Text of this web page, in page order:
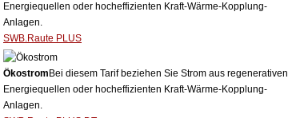
Energiequellen oder hocheffizienten Kraft-Wärme-Kopplung-
Anlagen.
SWB.Raute PLUS
Ökostrom Bei diesem Tarif beziehen Sie Strom aus regenerativen
Energiequellen oder hocheffizienten Kraft-Wärme-Kopplung-
Anlagen.